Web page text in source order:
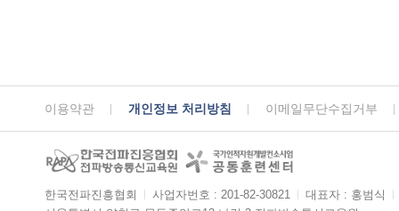
이용약관 개인정보 처리방침 이메일무단수집거부
한국전파진흥협회 사업자번호 : 201-82-30821 대표자 : 홍범식